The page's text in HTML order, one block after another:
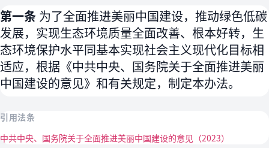
第一条 为了全面推进美丽中国建设，推动绿色低碳
发展，实现生态环境质量全面改善、根本好转，生
态环境保护水平同基本实现社会主义现代化目标相
适应，根据《中共中央、国务院关于全面推进美丽
中国建设的意见》和有关规定，制定本办法。
引用法条
中共中央、国务院关于全面推进美丽中国建设的意见（2023）